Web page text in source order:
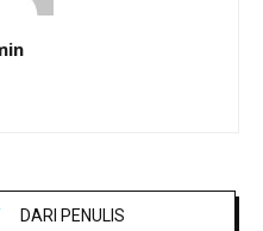
DARI PENULIS